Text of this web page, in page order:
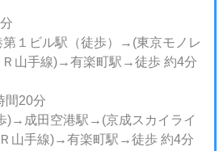
１ビル駅（徒歩）→(東京モノレ
山手線)→有楽町駅→徒歩 約4分
間20分
成田空港駅→(京成スカイライ
山手線)→有楽町駅→徒歩 約4分